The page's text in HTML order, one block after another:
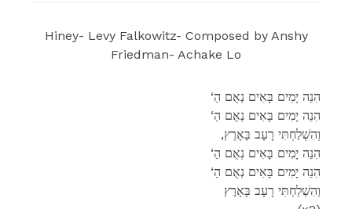
Hiney- Levy Falkowitz- Composed by Anshy
Friedman- Achake Lo
‘הִנֵה יָמִים בָּאִים נְאֻם הַ
‘הִנֵה יָמִים בָּאִים נְאֻם הַ
,וְהִשְׁלַחְתִּי רָעָב בָּאָרֶץ
‘הִנֵה יָמִים בָּאִים נְאֻם הַ
‘הִנֵה יָמִים בָּאִים נְאֻם הַ
וְהִשְׁלַחְתִּי רָעָב בָּאָרֶץ